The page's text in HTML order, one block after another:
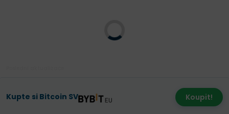
Kupte si Bitcoin SV Koupit!